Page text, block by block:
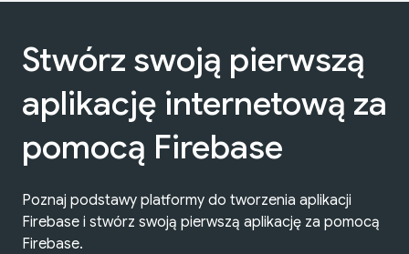
Stwórz swoją pierwszą
aplikację internetową za
pomocą Firebase
Poznaj podstawy platformy do tworzenia aplikacji
Firebase i stwórz swoją pierwszą aplikację za pomocą
Firebase.